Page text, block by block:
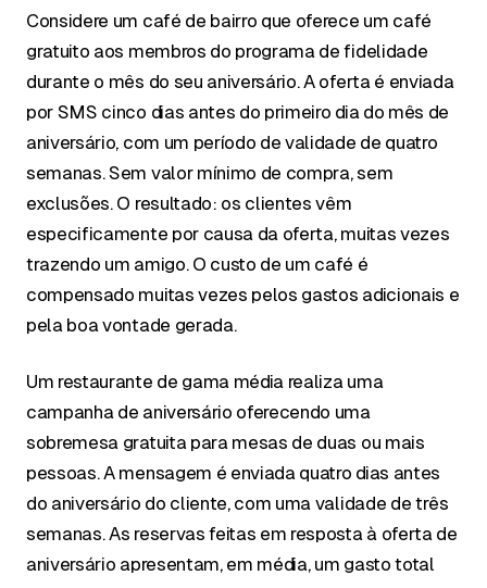
Considere um café de bairro que oferece um café
gratuito aos membros do programa de fidelidade
durante o mês do seu aniversário. A oferta é enviada
por SMS cinco dias antes do primeiro dia do mês de
aniversário, com um período de validade de quatro
semanas. Sem valor mínimo de compra, sem
exclusões. O resultado: os clientes vêm
especificamente por causa da oferta, muitas vezes
trazendo um amigo. O custo de um café é
compensado muitas vezes pelos gastos adicionais e
pela boa vontade gerada.
Um restaurante de gama média realiza uma
campanha de aniversário oferecendo uma
sobremesa gratuita para mesas de duas ou mais
pessoas. A mensagem é enviada quatro dias antes
do aniversário do cliente, com uma validade de três
semanas. As reservas feitas em resposta à oferta de
aniversário apresentam, em média, um gasto total